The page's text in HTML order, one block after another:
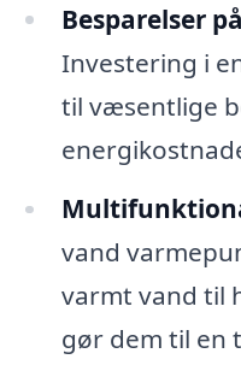
Besparelser
Investering i
til væsentlige
vand
varmt vand til
gør dem til en